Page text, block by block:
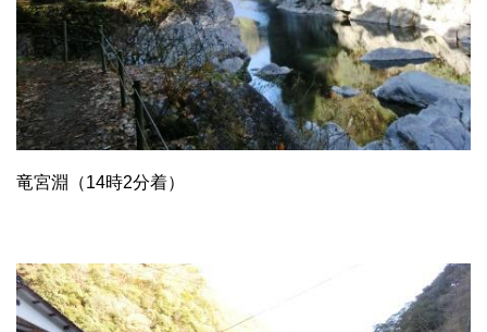
竜宮淵（14時2分着）